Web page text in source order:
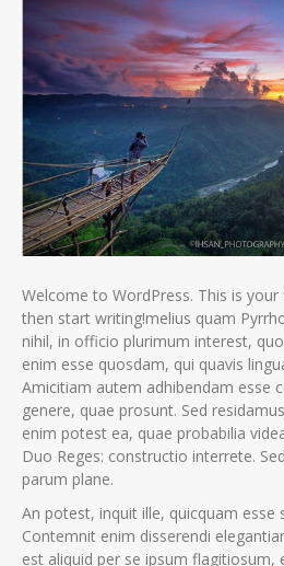
Welcome to WordPress. This is
then start writing!melius quam
nihil, in officio plurimum interest,
enim esse quosdam, qui quavis
Amicitiam autem adhibendam esse
genere, quae prosunt. Sed
enim potest ea, quae probabilia
Duo Reges: constructio interrete.
parum plane.
An potest, inquit ille, quicquam esse
Contemnit enim disserendi
est aliquid per se ipsum